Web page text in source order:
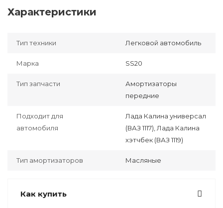
Характеристики
Тип техники Легковой автомобиль
Марка SS20
Тип запчасти
Амортизаторы
передние
Подходит для
автомобиля
Лада Калина универсал
(ВАЗ 1117), Лада Калина
хэтчбек (ВАЗ 1119)
Тип амортизаторов Масляные
Как купить